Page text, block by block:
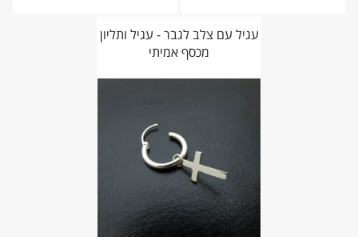
עגיל עם צלב לגבר - עגיל ותליון
מכסף אמיתי